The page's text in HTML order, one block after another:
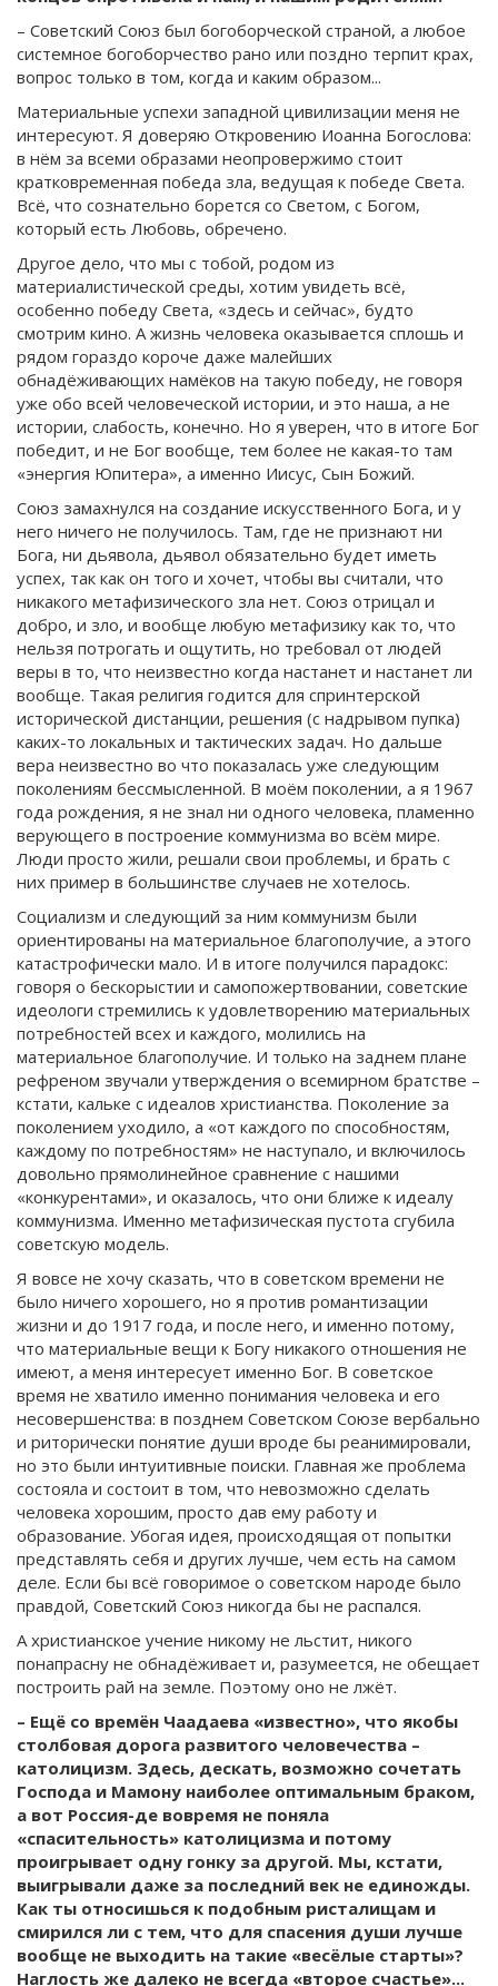
– Советский Союз был богоборческой страной, а любое
системное богоборчество рано или поздно терпит крах,
вопрос только в том, когда и каким образом...
Материальные успехи западной цивилизации меня не
интересуют. Я доверяю Откровению Иоанна Богослова:
в нём за всеми образами неопровержимо стоит
кратковременная победа зла, ведущая к победе Света.
Всё, что сознательно борется со Светом, с Богом,
который есть Любовь, обречено.
Другое дело, что мы с тобой, родом из
материалистической среды, хотим увидеть всё,
особенно победу Света, «здесь и сейчас», будто
смотрим кино. А жизнь человека оказывается сплошь и
рядом гораздо короче даже малейших
обнадёживающих намёков на такую победу, не говоря
уже обо всей человеческой истории, и это наша, а не
истории, слабость, конечно. Но я уверен, что в итоге Бог
победит, и не Бог вообще, тем более не какая-то там
«энергия Юпитера», а именно Иисус, Сын Божий.
Союз замахнулся на создание искусственного Бога, и у
него ничего не получилось. Там, где не признают ни
Бога, ни дьявола, дьявол обязательно будет иметь
успех, так как он того и хочет, чтобы вы считали, что
никакого метафизического зла нет. Союз отрицал и
добро, и зло, и вообще любую метафизику как то, что
нельзя потрогать и ощутить, но требовал от людей
веры в то, что неизвестно когда настанет и настанет ли
вообще. Такая религия годится для спринтерской
исторической дистанции, решения (с надрывом пупка)
каких-то локальных и тактических задач. Но дальше
вера неизвестно во что показалась уже следующим
поколениям бессмысленной. В моём поколении, а я 1967
года рождения, я не знал ни одного человека, пламенно
верующего в построение коммунизма во всём мире.
Люди просто жили, решали свои проблемы, и брать с
них пример в большинстве случаев не хотелось.
Социализм и следующий за ним коммунизм были
ориентированы на материальное благополучие, а этого
катастрофически мало. И в итоге получился парадокс:
говоря о бескорыстии и самопожертвовании, советские
идеологи стремились к удовлетворению материальных
потребностей всех и каждого, молились на
материальное благополучие. И только на заднем плане
рефреном звучали утверждения о всемирном братстве –
кстати, кальке с идеалов христианства. Поколение за
поколением уходило, а «от каждого по способностям,
каждому по потребностям» не наступало, и включилось
довольно прямолинейное сравнение с нашими
«конкурентами», и оказалось, что они ближе к идеалу
коммунизма. Именно метафизическая пустота сгубила
советскую модель.
Я вовсе не хочу сказать, что в советском времени не
было ничего хорошего, но я против романтизации
жизни и до 1917 года, и после него, и именно потому,
что материальные вещи к Богу никакого отношения не
имеют, а меня интересует именно Бог. В советское
время не хватило именно понимания человека и его
несовершенства: в позднем Советском Союзе вербально
и риторически понятие души вроде бы реанимировали,
но это были интуитивные поиски. Главная же проблема
состояла и состоит в том, что невозможно сделать
человека хорошим, просто дав ему работу и
образование. Убогая идея, происходящая от попытки
представлять себя и других лучше, чем есть на самом
деле. Если бы всё говоримое о советском народе было
правдой, Советский Союз никогда бы не распался.
А христианское учение никому не льстит, никого
понапрасну не обнадёживает и, разумеется, не обещает
построить рай на земле. Поэтому оно не лжёт.
– Ещё со времён Чаадаева «известно», что якобы
столбовая дорога развитого человечества –
католицизм. Здесь, дескать, возможно сочетать
Господа и Мамону наиболее оптимальным браком,
а вот Россия-де вовремя не поняла
«спасительность» католицизма и потому
проигрывает одну гонку за другой. Мы, кстати,
выигрывали даже за последний век не единожды.
Как ты относишься к подобным ристалищам и
смирился ли с тем, что для спасения души лучше
вообще не выходить на такие «весёлые старты»?
Наглость же далеко не всегда «второе счастье»...